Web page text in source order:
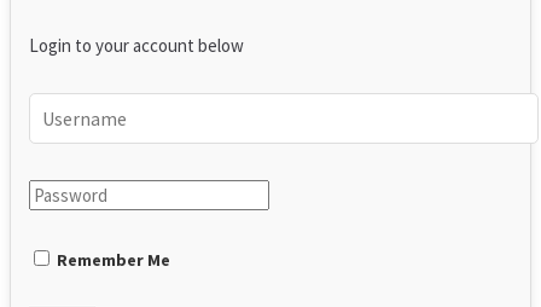
Login to your account below
Remember Me